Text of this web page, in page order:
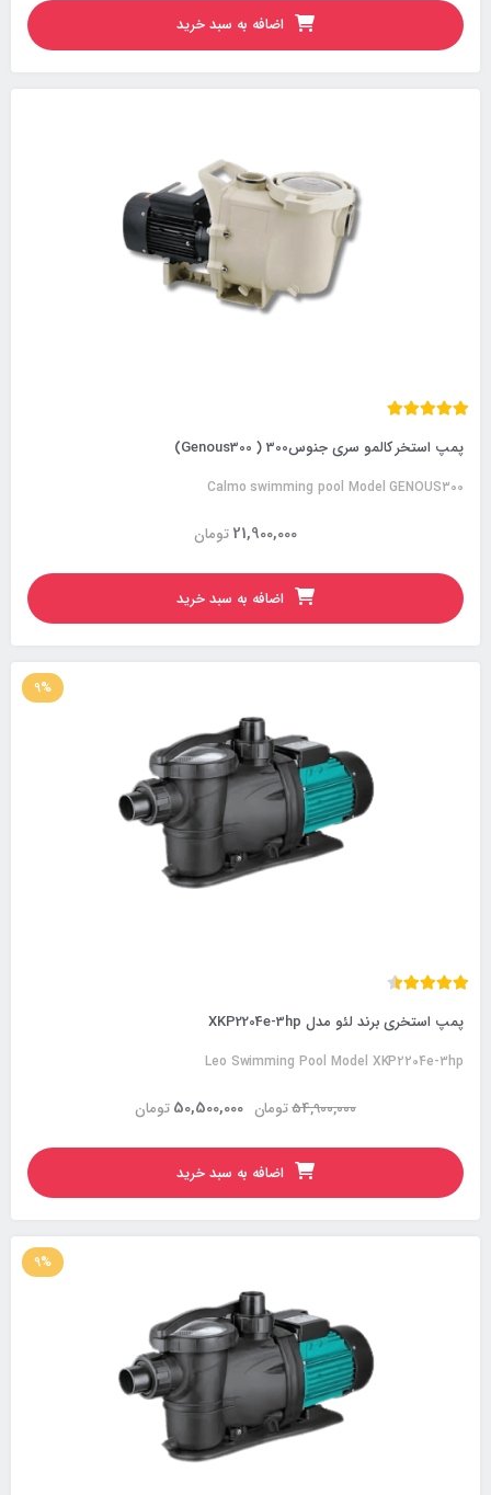
اضافه به سبد خرید
پمپ استخر کالمو سری جنوس300 ( Genous300)
Calmo swimming pool Model GENOUS300
تومان21,900,000
اضافه به سبد خرید
9%
پمپ استخری برند لئو مدل XKP2204e-3hp
Leo Swimming Pool Model XKP2204e-3hp
تومان54,900,000 تومان50,500,000
اضافه به سبد خرید
9%